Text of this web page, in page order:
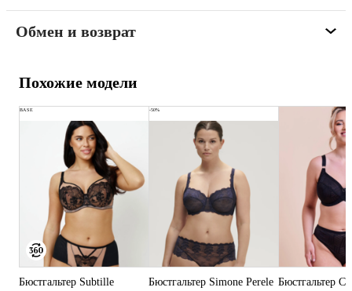
Обмен и возврат
Похожие модели
BASE
Бюстгальтер Subtille
-50%
Бюстгальтер Simone Perele Бюстгальтер